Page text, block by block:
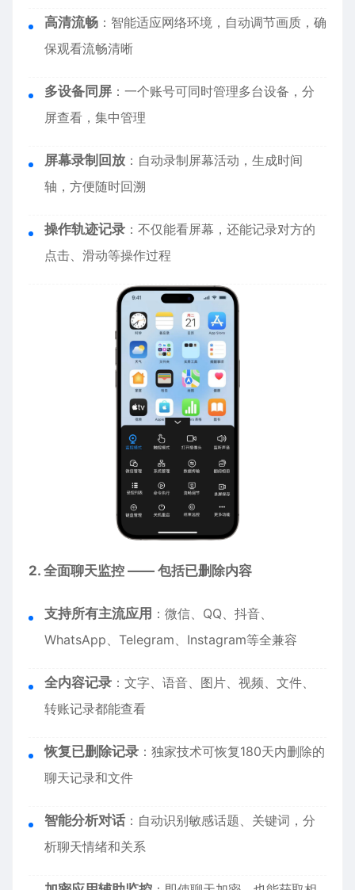
高清流畅 ：智能适应网络环境，自动调节画质，确
保观看流畅清晰
多设备同屏 ：一个账号可同时管理多台设备，分
屏查看，集中管理
屏幕录制回放 ：自动录制屏幕活动，生成时间
轴，方便随时回溯
操作轨迹记录 ：不仅能看屏幕，还能记录对方的
点击、滑动等操作过程
2. 全面聊天监控 —— 包括已删除内容
支持所有主流应用 ：微信、QQ、抖音、
WhatsApp、Telegram、Instagram等全兼容
全内容记录 ：文字、语音、图片、视频、文件、
转账记录都能查看
恢复已删除记录 ：独家技术可恢复180天内删除的
聊天记录和文件
智能分析对话 ：自动识别敏感话题、关键词，分
析聊天情绪和关系